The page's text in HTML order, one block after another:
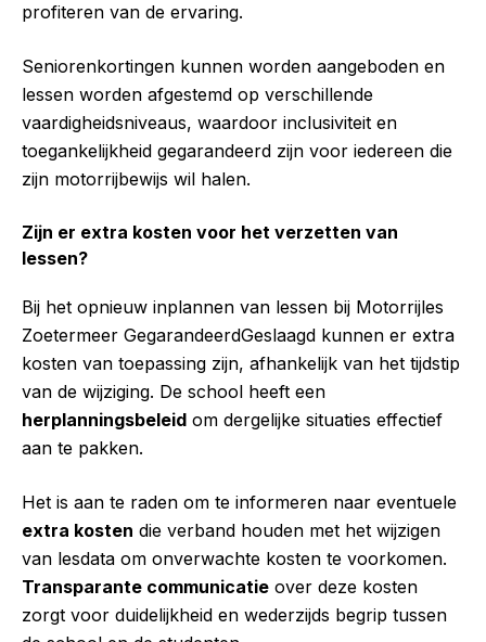
profiteren van de ervaring.
Seniorenkortingen kunnen worden aangeboden en
lessen worden afgestemd op verschillende
vaardigheidsniveaus, waardoor inclusiviteit en
toegankelijkheid gegarandeerd zijn voor iedereen die
zijn motorrijbewijs wil halen.
Zijn er extra kosten voor het verzetten van
lessen?
Bij het opnieuw inplannen van lessen bij Motorrijles
Zoetermeer GegarandeerdGeslaagd kunnen er extra
kosten van toepassing zijn, afhankelijk van het tijdstip
van de wijziging. De school heeft een
herplanningsbeleid om dergelijke situaties effectief
aan te pakken.
Het is aan te raden om te informeren naar eventuele
extra kosten die verband houden met het wijzigen
van lesdata om onverwachte kosten te voorkomen.
Transparante communicatie over deze kosten
zorgt voor duidelijkheid en wederzijds begrip tussen